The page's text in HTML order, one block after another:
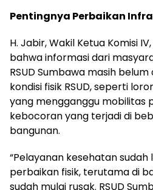
Pentingnya Perbaikan
H. Jabir, Wakil Ketua Komisi
bahwa informasi dari
RSUD Sumbawa masih
kondisi fisik RSUD, seperti
yang mengganggu mobilitas
kebocoran yang terjadi di
bangunan.
“Pelayanan kesehatan
perbaikan fisik, terutama di
sudah mulai rusak. RSUD